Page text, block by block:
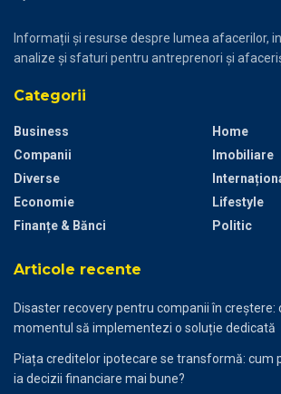
Informații și resurse despre lumea afacerilor,
analize și sfaturi pentru antreprenori și
Categorii
Business
Companii
Diverse
Economie
Finanțe & Bănci
Home
Imobiliare
Lifestyle
Politic
Articole recente
Disaster recovery pentru companii în creștere:
momentul să implementezi o soluție dedicată
Piața creditelor ipotecare se transformă: cum
ia decizii financiare mai bune?